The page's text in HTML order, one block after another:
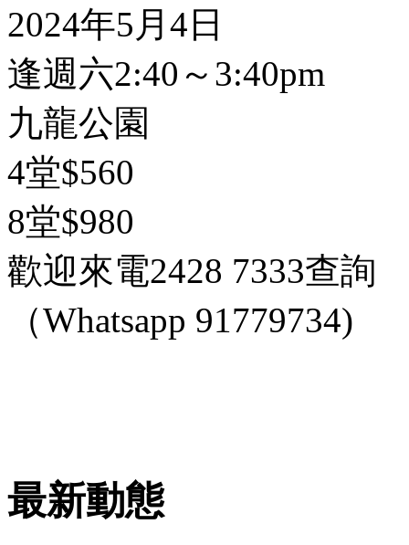
2024年5月4日
逢週六2:40～3:40pm
九龍公園
4堂$560
8堂$980
歡迎來電2428 7333查詢
（Whatsapp 91779734)
最新動態